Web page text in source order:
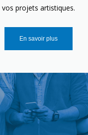
vos projets artistiques.
En savoir plus